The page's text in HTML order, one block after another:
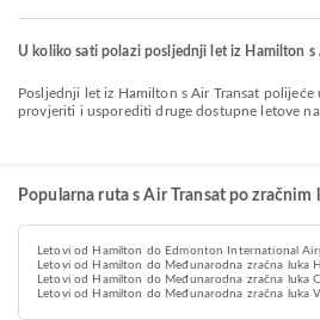
U koliko sati polazi posljednji let iz Hamilton s
Posljednji let iz Hamilton s Air Transat polijeće u 20:35. Ovaj raspored možete
provjeriti i usporediti druge dostupne letove na
Popularna ruta s Air Transat po zračnim
Letovi od Hamilton do Edmonton International
Letovi od Hamilton do Međunarodna zračna luka
Letovi od Hamilton do Međunarodna zračna luka
Letovi od Hamilton do Međunarodna zračna luka